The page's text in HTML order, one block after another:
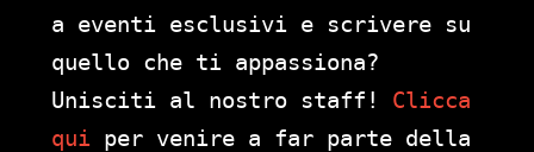
a eventi esclusivi e scrivere su
quello che ti appassiona?
Unisciti al nostro staff! Clicca
qui per venire a far parte della